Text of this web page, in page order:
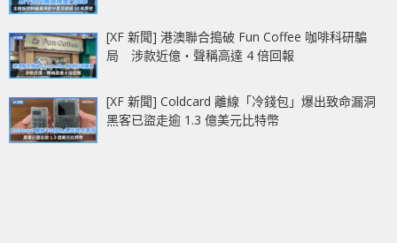
[XF 新聞] 港澳聯合搗破 Fun Coffee 咖啡科研騙
局 涉款近億‧聲稱高達 4 倍回報
[XF 新聞] Coldcard 離線「冷錢包」爆出致命漏洞
黑客已盜走逾 1.3 億美元比特幣